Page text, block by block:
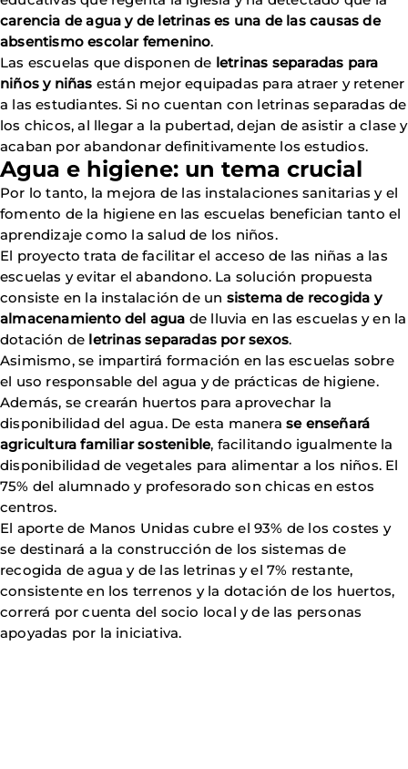
carencia de agua y de letrinas es una de las causas de
absentismo escolar femenino.
Las escuelas que disponen de letrinas separadas para
niños y niñas están mejor equipadas para atraer y retener
a las estudiantes. Si no cuentan con letrinas separadas de
los chicos, al llegar a la pubertad, dejan de asistir a clase y
acaban por abandonar definitivamente los estudios.
Agua e higiene: un tema crucial
Por lo tanto, la mejora de las instalaciones sanitarias y el
fomento de la higiene en las escuelas benefician tanto el
aprendizaje como la salud de los niños.
El proyecto trata de facilitar el acceso de las niñas a las
escuelas y evitar el abandono. La solución propuesta
consiste en la instalación de un sistema de recogida y
almacenamiento del agua de lluvia en las escuelas y en la
dotación de letrinas separadas por sexos.
Asimismo, se impartirá formación en las escuelas sobre
el uso responsable del agua y de prácticas de higiene.
Además, se crearán huertos para aprovechar la
disponibilidad del agua. De esta manera se enseñará
agricultura familiar sostenible, facilitando igualmente la
disponibilidad de vegetales para alimentar a los niños. El
75% del alumnado y profesorado son chicas en estos
centros.
El aporte de Manos Unidas cubre el 93% de los costes y
se destinará a la construcción de los sistemas de
recogida de agua y de las letrinas y el 7% restante,
consistente en los terrenos y la dotación de los huertos,
correrá por cuenta del socio local y de las personas
apoyadas por la iniciativa.